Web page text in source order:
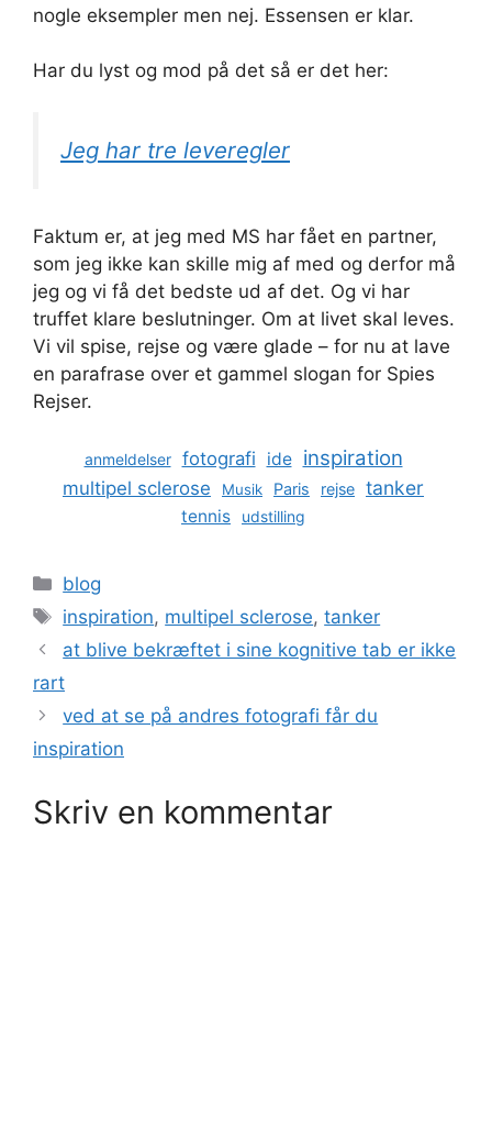
nogle eksempler men nej. Essensen er klar.
Har du lyst og mod på det så er det her:
Jeg har tre leveregler
Faktum er, at jeg med MS har fået en partner,
som jeg ikke kan skille mig af med og derfor må
jeg og vi få det bedste ud af det. Og vi har
truffet klare beslutninger. Om at livet skal leves.
Vi vil spise, rejse og være glade – for nu at lave
en parafrase over et gammel slogan for Spies
Rejser.
anmeldelser fotografi ide inspiration
multipel sclerose Musik Paris rejse tanker
tennis udstilling
Kategorier
blog
Tags
inspiration, multipel sclerose,tanker
at blive bekræftet i sine kognitive tab er ikke
rart
ved at se på andres fotografi får du
inspiration
Skriv en kommentar